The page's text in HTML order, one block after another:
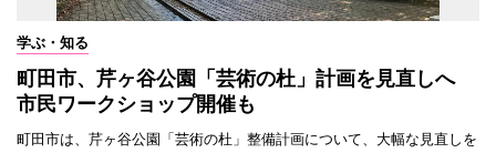
学ぶ・知る
町田市、芹ヶ谷公園「芸術の杜」計画を見直しへ
市民ワークショップ開催も
町田市は、芹ヶ谷公園「芸術の杜」整備計画について、大幅な見直しを